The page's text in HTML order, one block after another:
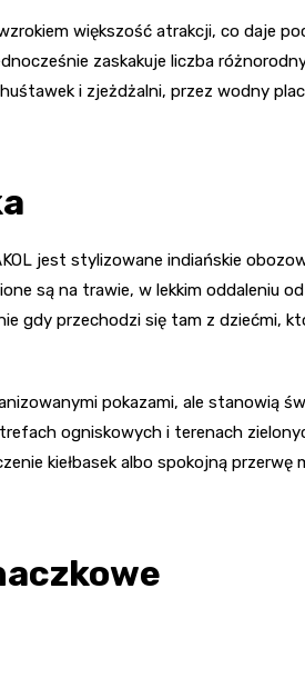
większość atrakcji, co daje
zaskakuje liczba
i zjeżdżalni, przez wodny
jest stylizowane indiańskie
są na trawie, w lekkim oddaleniu
gdy przechodzi się tam z dziećmi,
pokazami, ale stanowią
ogniskowych i terenach
kiełbasek albo spokojną przerwę